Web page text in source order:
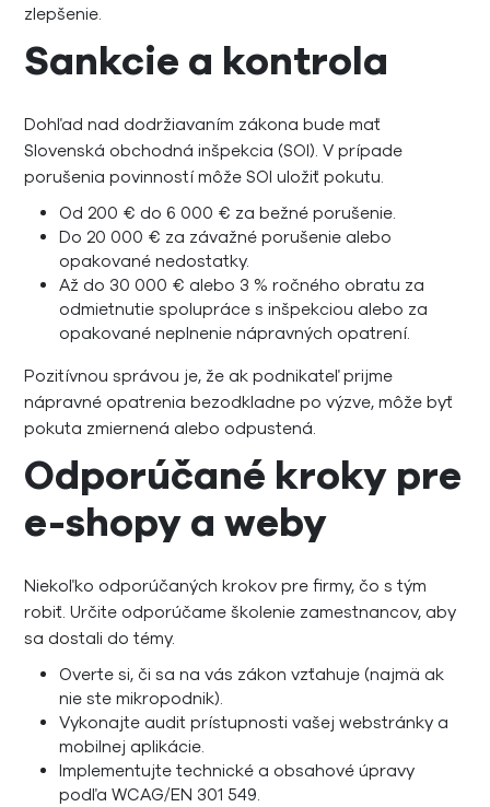
zlepšenie.
Sankcie a kontrola
Dohľad nad dodržiavaním zákona bude mať
Slovenská obchodná inšpekcia (SOI). V prípade
porušenia povinností môže SOI uložiť pokutu.
Od 200 € do 6 000 € za bežné porušenie.
Do 20 000 € za závažné porušenie alebo
opakované nedostatky.
Až do 30 000 € alebo 3 % ročného obratu za
odmietnutie spolupráce s inšpekciou alebo za
opakované neplnenie nápravných opatrení.
Pozitívnou správou je, že ak podnikateľ prijme
nápravné opatrenia bezodkladne po výzve, môže byť
pokuta zmiernená alebo odpustená.
Odporúčané kroky pre
e-shopy a weby
Niekoľko odporúčaných krokov pre firmy, čo s tým
robiť. Určite odporúčame školenie zamestnancov, aby
sa dostali do témy.
Overte si, či sa na vás zákon vzťahuje (najmä ak
nie ste mikropodnik).
Vykonajte audit prístupnosti vašej webstránky a
mobilnej aplikácie.
Implementujte technické a obsahové úpravy
podľa WCAG/EN 301 549.